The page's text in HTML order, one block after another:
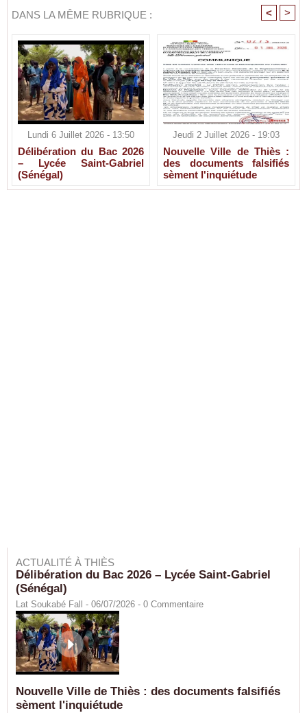
DANS LA MÊME RUBRIQUE : < >
Lundi 6 Juillet 2026 - 13:50
Délibération du Bac 2026
– Lycée Saint-Gabriel
(Sénégal)
Jeudi 2 Juillet 2026 - 19:03
Nouvelle Ville de Thiès :
des documents falsifiés
sèment l'inquiétude
ACTUALITÉ À THIÈS
Délibération du Bac 2026 – Lycée Saint-Gabriel
(Sénégal)
Lat Soukabé Fall - 06/07/2026 - 0 Commentaire
Nouvelle Ville de Thiès : des documents falsifiés
sèment l'inquiétude